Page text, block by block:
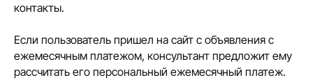
контакты.
Если пользователь пришел на сайт с объявления с
ежемесячным платежом, консультант предложит ему
рассчитать его персональный ежемесячный платеж.